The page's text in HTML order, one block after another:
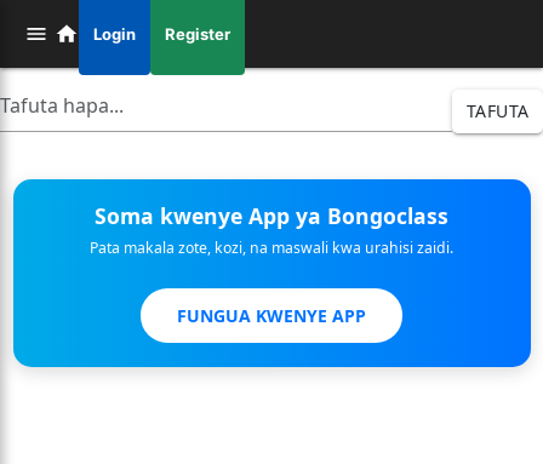
Login Register
TAFUTA
Soma kwenye App ya Bongoclass
Pata makala zote, kozi, na maswali kwa urahisi zaidi.
FUNGUA KWENYE APP